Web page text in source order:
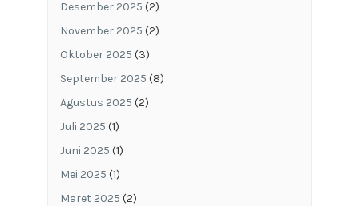
Desember 2025 (2)
November 2025 (2)
Oktober 2025 (3)
September 2025 (8)
Agustus 2025 (2)
Juli 2025 (1)
Juni 2025 (1)
Mei 2025 (1)
Maret 2025 (2)